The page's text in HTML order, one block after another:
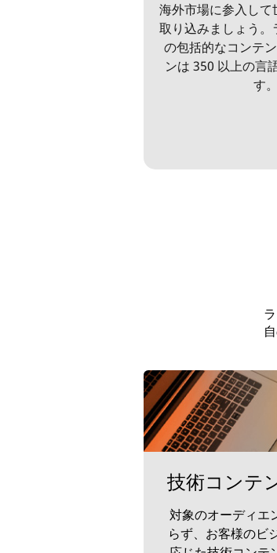
海外市場に参入し
取り込みましょう
の包括的なコンテ
ンは 350 以上の言
す。
技術コンテ
対象のオーディエ
らず、お客様のビ